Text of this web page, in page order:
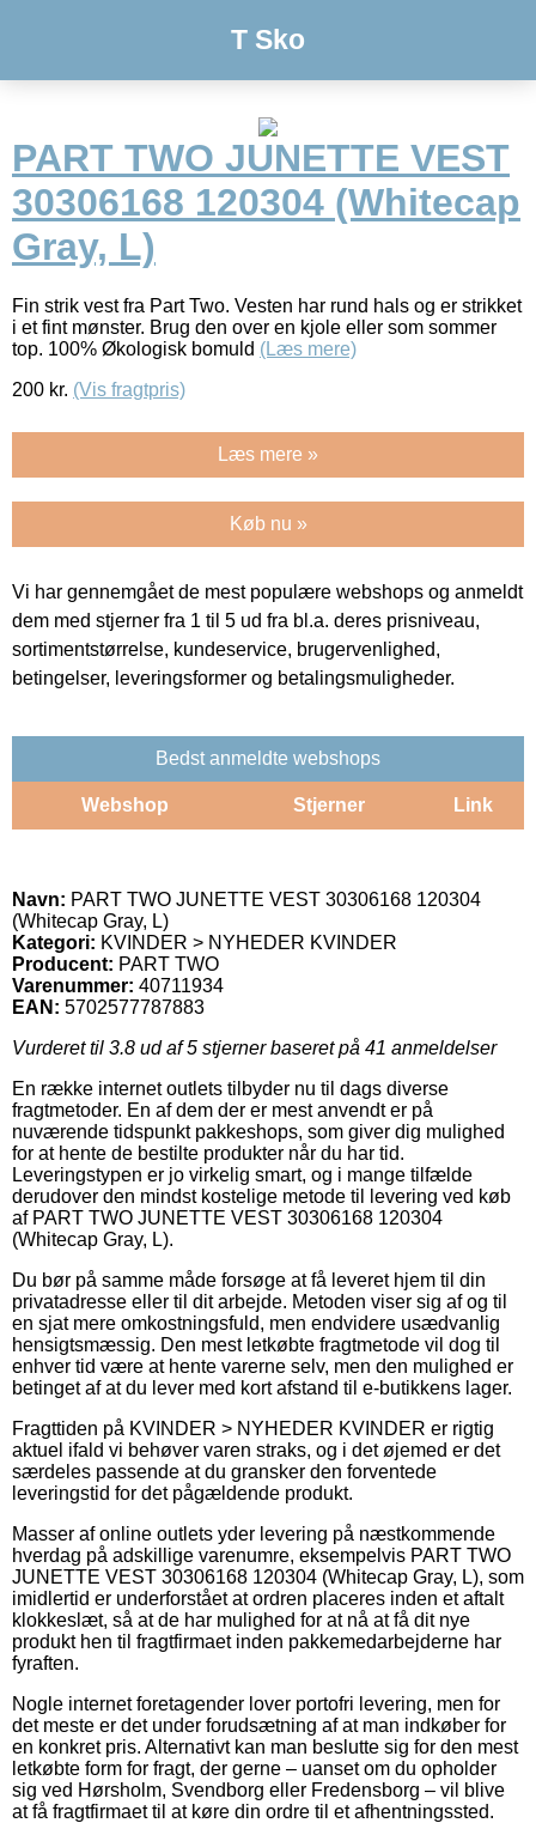
T Sko
PART TWO JUNETTE VEST
30306168 120304 (Whitecap
Gray, L)
Fin strik vest fra Part Two. Vesten har rund hals og er strikket
i et fint mønster. Brug den over en kjole eller som sommer
top. 100% Økologisk bomuld (Læs mere)
200 kr. (Vis fragtpris)
Læs mere »
Køb nu »
Vi har gennemgået de mest populære webshops og anmeldt
dem med stjerner fra 1 til 5 ud fra bl.a. deres prisniveau,
sortimentstørrelse, kundeservice, brugervenlighed,
betingelser, leveringsformer og betalingsmuligheder.
Bedst anmeldte webshops
Webshop Stjerner Link
Navn: PART TWO JUNETTE VEST 30306168 120304
(Whitecap Gray, L)
Kategori: KVINDER > NYHEDER KVINDER
Producent: PART TWO
Varenummer: 40711934
EAN: 5702577787883
Vurderet til 3.8 ud af 5 stjerner baseret på 41 anmeldelser
En række internet outlets tilbyder nu til dags diverse
fragtmetoder. En af dem der er mest anvendt er på
nuværende tidspunkt pakkeshops, som giver dig mulighed
for at hente de bestilte produkter når du har tid.
Leveringstypen er jo virkelig smart, og i mange tilfælde
derudover den mindst kostelige metode til levering ved køb
af PART TWO JUNETTE VEST 30306168 120304
(Whitecap Gray, L).
Du bør på samme måde forsøge at få leveret hjem til din
privatadresse eller til dit arbejde. Metoden viser sig af og til
en sjat mere omkostningsfuld, men endvidere usædvanlig
hensigtsmæssig. Den mest letkøbte fragtmetode vil dog til
enhver tid være at hente varerne selv, men den mulighed er
betinget af at du lever med kort afstand til e-butikkens lager.
Fragttiden på KVINDER > NYHEDER KVINDER er rigtig
aktuel ifald vi behøver varen straks, og i det øjemed er det
særdeles passende at du gransker den forventede
leveringstid for det pågældende produkt.
Masser af online outlets yder levering på næstkommende
hverdag på adskillige varenumre, eksempelvis PART TWO
JUNETTE VEST 30306168 120304 (Whitecap Gray, L), som
imidlertid er underforstået at ordren placeres inden et aftalt
klokkeslæt, så at de har mulighed for at nå at få dit nye
produkt hen til fragtfirmaet inden pakkemedarbejderne har
fyraften.
Nogle internet foretagender lover portofri levering, men for
det meste er det under forudsætning af at man indkøber for
en konkret pris. Alternativt kan man beslutte sig for den mest
letkøbte form for fragt, der gerne – uanset om du opholder
sig ved Hørsholm, Svendborg eller Fredensborg – vil blive
at få fragtfirmaet til at køre din ordre til et afhentningssted.